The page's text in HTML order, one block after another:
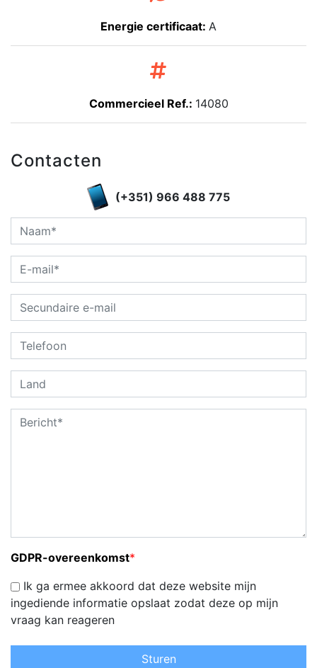
Energie certificaat: A
Commercieel Ref.: 14080
Contacten
(+351) 966 488 775
GDPR-overeenkomst*
Ik ga ermee akkoord dat deze website mijn
ingediende informatie opslaat zodat deze op mijn
vraag kan reageren
Sturen